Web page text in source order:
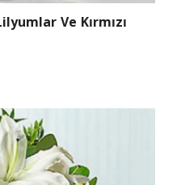
Ve Kırmızı